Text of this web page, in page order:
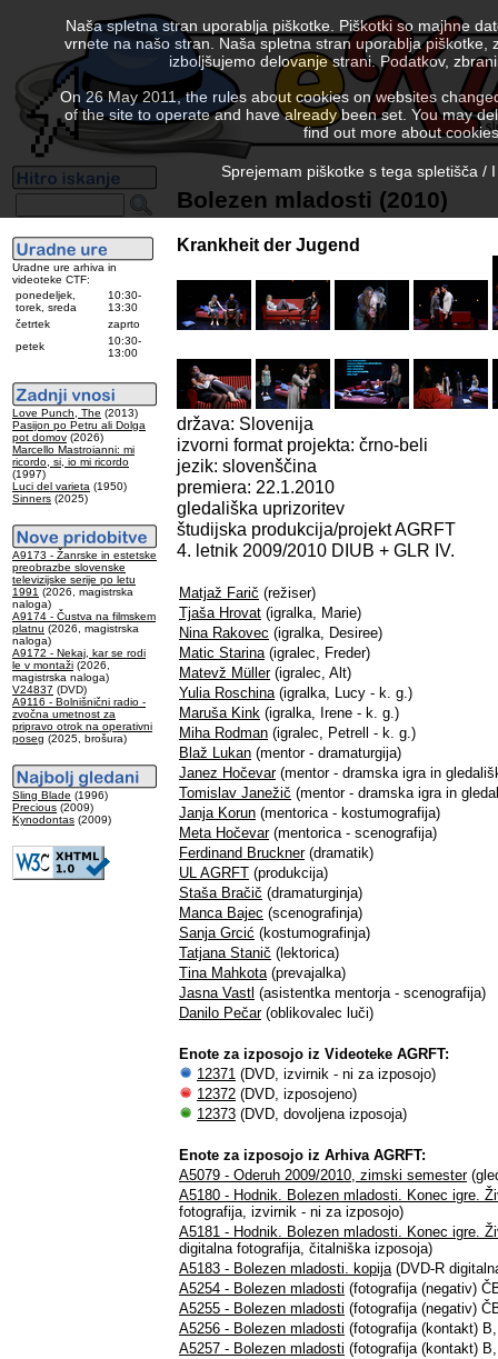
Uradne ure arhiva in
videoteke CTF:
ponedeljek,
torek, sreda
10:30-
13:30
četrtek
zaprto
petek
10:30-
13:00
Love Punch, The (2013)
Pasijon po Petru ali Dolga
pot domov (2026)
Marcello Mastroianni: mi
ricordo, si, io mi ricordo
(1997)
Luci del varieta (1950)
Sinners (2025)
A9173 - Žanrske in estetske
preobrazbe slovenske
televizijske serije po letu
1991 (2026, magistrska
naloga)
A9174 - Čustva na filmskem
platnu (2026, magistrska
naloga)
A9172 - Nekaj, kar se rodi
le v montaži (2026,
magistrska naloga)
V24837 (DVD)
A9116 - Bolnišnični radio -
zvočna umetnost za
pripravo otrok na operativni
poseg (2025, brošura)
Sling Blade (1996)
Precious (2009)
Kynodontas (2009)
Bolezen mladosti (2010)
Krankheit der Jugend
država: Slovenija
izvorni format projekta: črno-beli
jezik: slovenščina
premiera: 22.1.2010
gledališka uprizoritev
študijska produkcija/projekt AGRFT
4. letnik 2009/2010 DIUB + GLR IV.
Matjaž Farič (režiser)
Tjaša Hrovat (igralka, Marie)
Nina Rakovec (igralka, Desiree)
Matic Starina(igralec, Freder)
Matevž Müller(igralec, Alt)
Yulia Roschina(igralka, Lucy - k. g.)
Maruša Kink (igralka, Irene - k. g.)
Miha Rodman (igralec, Petrell - k. g.)
Blaž Lukan (mentor - dramaturgija)
Janez Hočevar(mentor - dramska igra in
Tomislav Janežič (mentor - dramska igra in
Janja Korun (mentorica - kostumografija)
Meta Hočevar(mentorica - scenografija)
Ferdinand Bruckner(dramatik)
UL AGRFT (produkcija)
Staša Bračič (dramaturginja)
Manca Bajec (scenografinja)
Sanja Grcić (kostumografinja)
Tatjana Stanič (lektorica)
Tina Mahkota(prevajalka)
Jasna Vastl (asistentka mentorja - scenografija)
Danilo Pečar(oblikovalec luči)
Enote za izposojo iz Videoteke AGRFT:
12371 (DVD, izvirnik - ni za izposojo)
12372 (DVD, izposojeno)
12373 (DVD, dovoljena izposoja)
Enote za izposojo iz Arhiva AGRFT:
A5079 - Oderuh 2009/2010, zimski semester
A5180 - Hodnik. Bolezen mladosti. Konec igre.
fotografija, izvirnik - ni za izposojo)
A5181 - Hodnik. Bolezen mladosti. Konec igre.
digitalna fotografija, čitalniška izposoja)
A5183 - Bolezen mladosti. kopija(DVD-R
A5254 - Bolezen mladosti (fotografija (negativ)
A5255 - Bolezen mladosti (fotografija (negativ)
A5256 - Bolezen mladosti (fotografija (kontakt)
A5257 - Bolezen mladosti (fotografija (kontakt)
Naša spletna stran uporablja piškotke. Piškotki so majhne
vrnete na našo stran. Naša spletna stran uporablja
izboljšujemo delovanje strani. Podatkov,
On 26 May 2011, the rules about cookies on websites
of the site to operate and have already been set. You may
find out more about
Sprejemam piškotke s tega spletišča /